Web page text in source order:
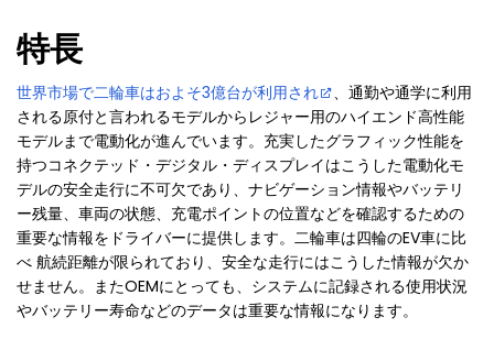
特長
世界市場で二輪車はおよそ3億台が利用され 、通勤や通学に利用
される原付と言われるモデルからレジャー用のハイエンド高性能
モデルまで電動化が進んでいます。充実したグラフィック性能を
持つコネクテッド・デジタル・ディスプレイはこうした電動化モ
デルの安全走行に不可欠であり、ナビゲーション情報やバッテリ
ー残量、車両の状態、充電ポイントの位置などを確認するための
重要な情報をドライバーに提供します。二輪車は四輪のEV車に比
べ 航続距離が限られており、安全な走行にはこうした情報が欠か
せません。またOEMにとっても、システムに記録される使用状況
やバッテリー寿命などのデータは重要な情報になります。